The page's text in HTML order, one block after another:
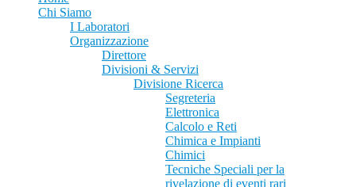
Chi Siamo
I Laboratori
Organizzazione
Direttore
Divisioni & Servizi
Divisione Ricerca
Segreteria
Elettronica
Calcolo e Reti
Chimica e Impianti
Chimici
Tecniche Speciali per la
rivelazione di eventi rari